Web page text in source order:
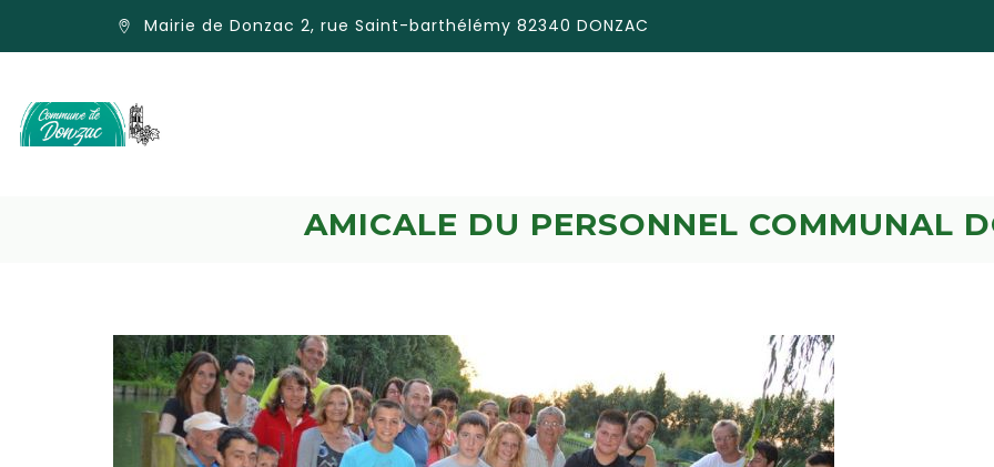
Mairie de Donzac 2, rue Saint-barthélémy 82340 DONZAC
AMICALE DU PERSONNEL COMMUNAL